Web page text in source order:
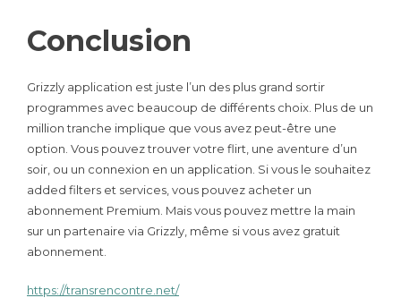
Conclusion
Grizzly application est juste l’un des plus grand sortir
programmes avec beaucoup de différents choix. Plus de un
million tranche implique que vous avez peut-être une
option. Vous pouvez trouver votre flirt, une aventure d’un
soir, ou un connexion en un application. Si vous le souhaitez
added filters et services, vous pouvez acheter un
abonnement Premium. Mais vous pouvez mettre la main
sur un partenaire via Grizzly, même si vous avez gratuit
abonnement.
https://transrencontre.net/